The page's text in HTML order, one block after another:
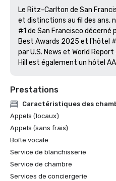
Le Ritz-Carlton de San
et distinctions au fil des ans,
#1 de San Francisco décerné
Best Awards 2025 et l'hôtel
par U.S. News et World
Prestations
Caractéristiques des
Appels (locaux)
Appels (sans frais)
Boîte vocale
Service de blanchisserie
Service de chambre
Services de conciergerie